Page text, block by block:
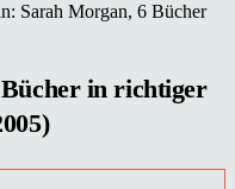
Sarah Morgan, 6 Bücher
in richtiger